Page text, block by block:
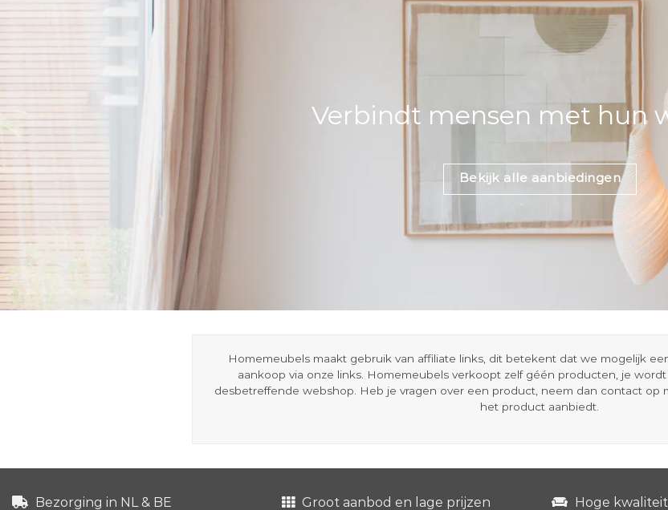
Verbindt mensen met hun
Bekijk alle aanbiedingen
Homemeubels maakt gebruik van affiliate links, dit betekent dat we mogelijk
aankoop via onze links. Homemeubels verkoopt zelf géén producten, je
desbetreffende webshop. Heb je vragen over een product, neem dan contact op
het product aanbiedt.
Bezorging in NL & BE Groot aanbod en lage prijzen Hoge